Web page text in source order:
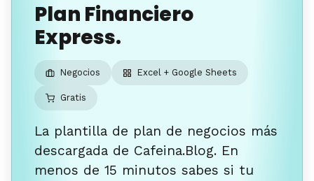
Plan Financiero
Express.
Negocios Excel + Google Sheets
Gratis
La plantilla de plan de negocios más
descargada de Cafeina.Blog. En
menos de 15 minutos sabes si tu